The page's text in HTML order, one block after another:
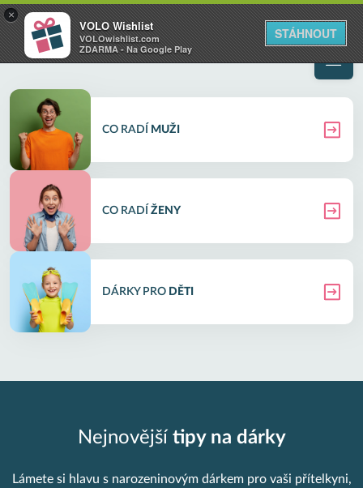
VOLO
Váš online wishlist
×
VOLO Wishlist
VOLOwishlist.com
ZDARMA - Na Google Play
STÁHNOUT
CO RADÍ MUŽI
CO RADÍ ŽENY
DÁRKY PRO DĚTI
Nejnovější tipy na dárky
Lámete si hlavu s narozeninovým dárkem pro vaši přítelkyni,